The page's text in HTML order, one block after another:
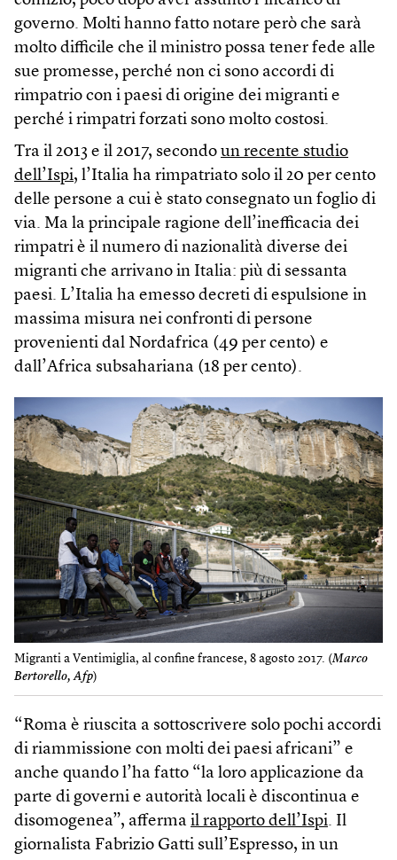
governo. Molti hanno fatto notare però che sarà
molto difficile che il ministro possa tener fede alle
sue promesse, perché non ci sono accordi di
rimpatrio con i paesi di origine dei migranti e
perché i rimpatri forzati sono molto costosi.
Tra il 2013 e il 2017, secondo un recente studio
dell’Ispi, l’Italia ha rimpatriato solo il 20 per cento
delle persone a cui è stato consegnato un foglio di
via. Ma la principale ragione dell’inefficacia dei
rimpatri è il numero di nazionalità diverse dei
migranti che arrivano in Italia: più di sessanta
paesi. L’Italia ha emesso decreti di espulsione in
massima misura nei confronti di persone
provenienti dal Nordafrica (49 per cento) e
dall’Africa subsahariana (18 per cento).
Migranti a Ventimiglia, al confine francese, 8 agosto 2017. (Marco
Bertorello, Afp)
“Roma è riuscita a sottoscrivere solo pochi accordi
di riammissione con molti dei paesi africani” e
anche quando l’ha fatto “la loro applicazione da
parte di governi e autorità locali è discontinua e
disomogenea”, afferma il rapporto dell’Ispi. Il
giornalista Fabrizio Gatti sull’Espresso, in un